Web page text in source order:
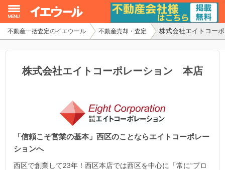
不動産一括査定のイエウール 不動産売却・査定 株式会社エイトコー
株式会社エイトコーポレーション 本店
「信頼こそ営業の基本」西区のことならエイトコーポレー
ションへ
西区で創業して23年！西区本店では西区を中心に「常に“プロ
イエウール加盟希望の不動産会社様
不動産の売却・一括査定
家査定シミュレーター
お問い合わせ